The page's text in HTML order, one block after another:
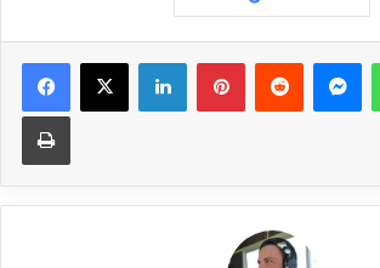
Facebook
X LinkedInPinterestReddit
Imprimir